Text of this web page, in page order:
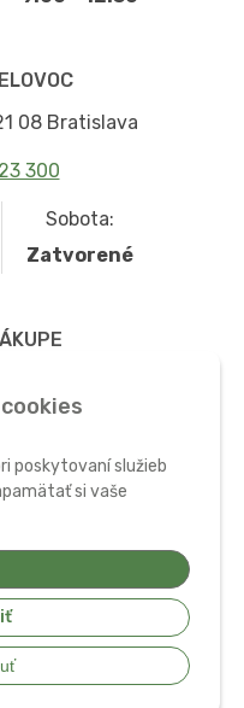
poskytovaní služieb
si vaše
08 Bratislava
300
Sobota:
Zatvorené
údajov
• tvorba eshopu cez